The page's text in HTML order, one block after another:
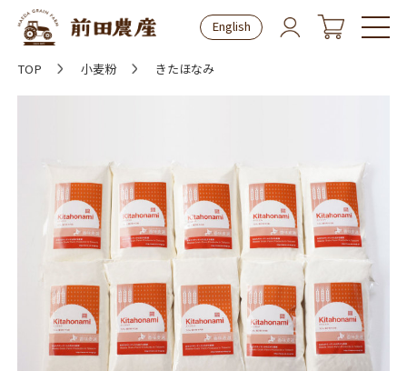
English
TOP 小麦粉 きたほなみ